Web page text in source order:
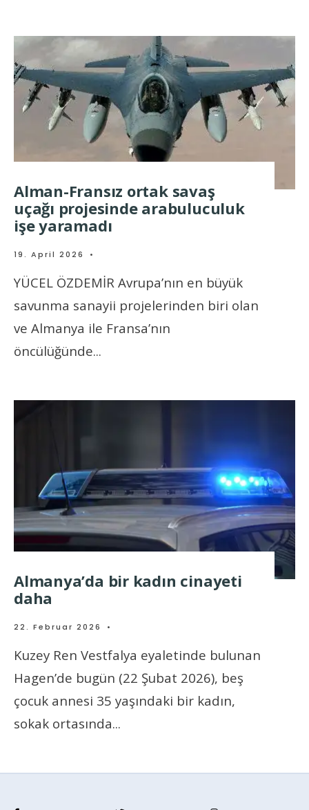
Alman-Fransız ortak savaş
uçağı projesinde arabuluculuk
işe yaramadı
19. April 2026 •
YÜCEL ÖZDEMİR Avrupa’nın en büyük
savunma sanayii projelerinden biri olan
ve Almanya ile Fransa’nın
öncülüğünde...
Almanya’da bir kadın cinayeti
daha
22. Februar 2026 •
Kuzey Ren Vestfalya eyaletinde bulunan
Hagen’de bugün (22 Şubat 2026), beş
çocuk annesi 35 yaşındaki bir kadın,
sokak ortasında...